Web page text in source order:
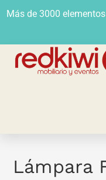
Más de 3000
Lámpara